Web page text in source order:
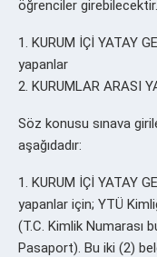
öğrenciler girebilecektir.
1. KURUM İÇİ YATAY
yapanlar
2. KURUMLAR ARASI
Söz konusu sınava
aşağıdadır:
1. KURUM İÇİ YATAY
yapanlar için; YTÜ
(T.C. Kimlik Numarası
Pasaport). Bu iki (2)